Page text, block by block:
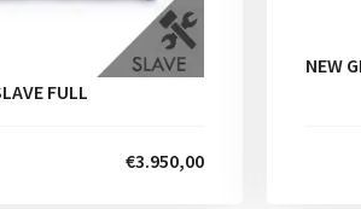
FULL
€3.950,00
NEW